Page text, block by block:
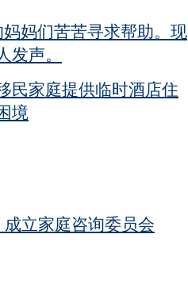
妈妈们苦苦寻求帮助。现
声。
民家庭提供临时酒店住
境
立家庭咨询委员会